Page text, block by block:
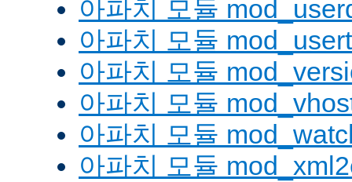
아파치 모듈
아파치 모듈
아파치 모듈
아파치 모듈
아파치 모듈
아파치 모듈